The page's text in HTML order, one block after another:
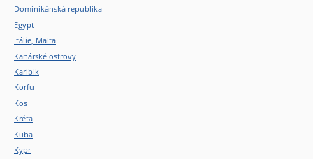
Dominikánská republika
Egypt
Itálie, Malta
Kanárské ostrovy
Karibik
Korfu
Kos
Kréta
Kuba
Kypr